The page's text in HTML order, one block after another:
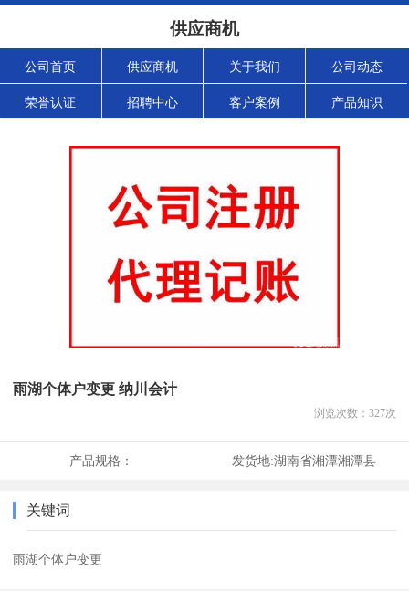
供应商机
公司首页 供应商机 关于我们 公司动态
荣誉认证 招聘中心 客户案例 产品知识
雨湖个体户变更 纳川会计
浏览次数： 327次
产品规格： 发货地:湖南省湘潭湘潭县
关键词
雨湖个体户变更